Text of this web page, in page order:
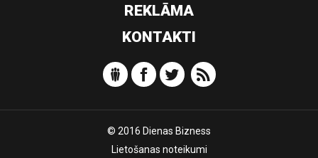
REKLĀMA
KONTAKTI
© 2016 Dienas Bizness
Lietošanas noteikumi